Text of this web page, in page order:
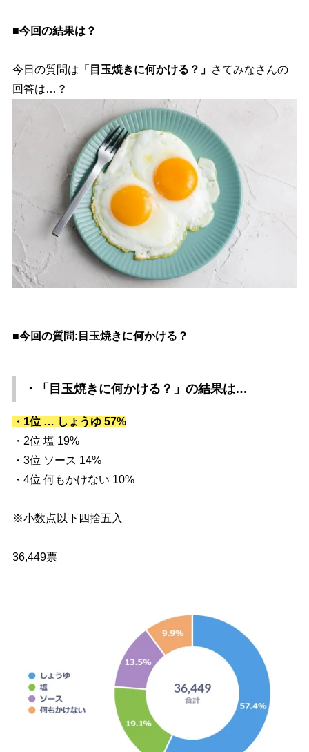
■今回の結果は？
今日の質問は 「目玉焼きに何かける？」 さてみなさんの
回答は…？
■今回の質問:目玉焼きに何かける？
・「目玉焼きに何かける？」 の結果は…
・1位 … しょうゆ 57%
・2位 塩 19%
・3位 ソース 14%
・4位 何もかけない 10%
※小数点以下四捨五入
36,449票